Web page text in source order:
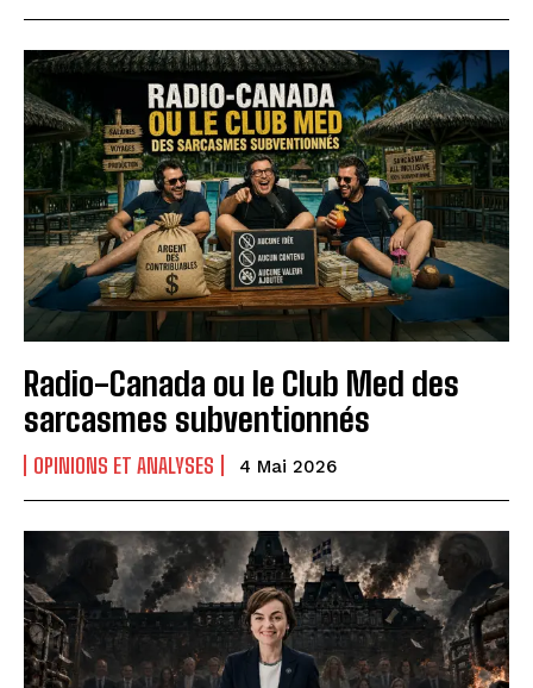
Radio-Canada ou le Club Med des
sarcasmes subventionnés
OPINIONS ET ANALYSES 4 Mai 2026